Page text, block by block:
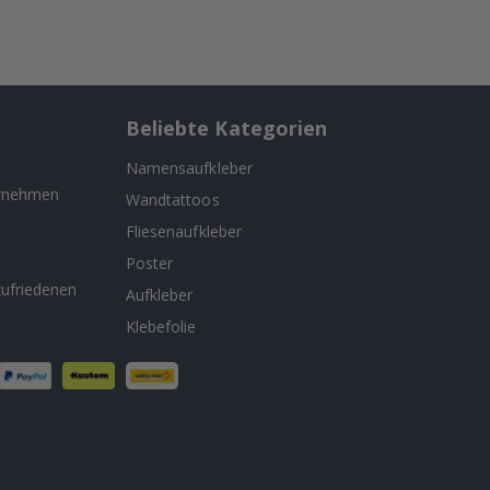
Beliebte Kategorien
Namensaufkleber
Wandtattoos
Fliesenaufkleber
Poster
Aufkleber
Klebefolie